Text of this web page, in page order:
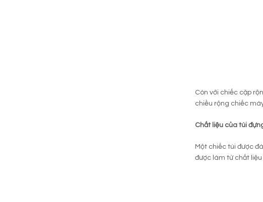
Còn với chiếc cặp
chiều rộng chiếc
Chất liệu của túi
Một chiếc túi được
được làm từ chất